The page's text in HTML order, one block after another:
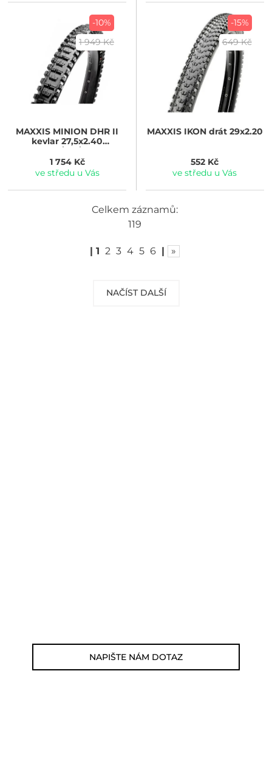
NAPIŠTE NÁM DOTAZ
-10%
1 949 Kč
MAXXIS MINION DHR II
kevlar 27,5x2.40
3CG/DH/TR
1 754 Kč
ve středu u Vás
-15%
649 Kč
MAXXISIKON drát 29x2.20
552 Kč
ve středu u Vás
NAČÍST DALŠÍ
Celkem záznamů:
119
| 1 2 3 4 5 6 | »